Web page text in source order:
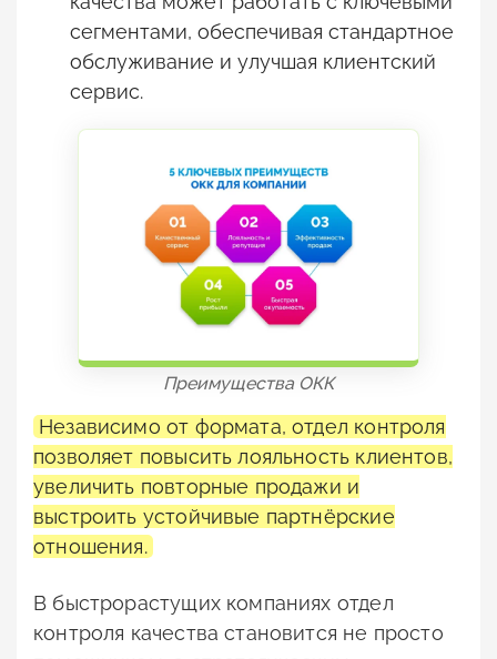
сегментами, обеспечивая стандартное
обслуживание и улучшая клиентский
сервис.
Преимущества ОКК
Независимо от формата, отдел контроля
позволяет повысить лояльность клиентов,
увеличить повторные продажи и
выстроить устойчивые партнёрские
отношения.
В быстрорастущих компаниях отдел
контроля качества становится не просто